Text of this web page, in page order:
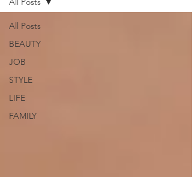
All Posts
BEAUTY
JOB
STYLE
LIFE
FAMILY